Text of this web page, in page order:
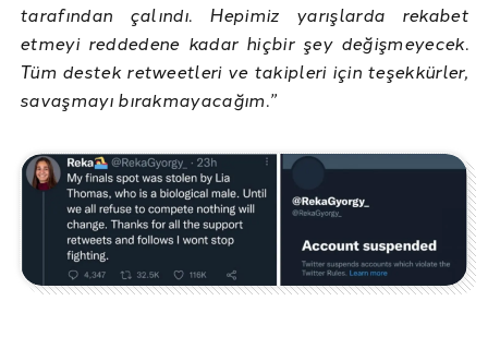
tarafından çalındı. Hepimiz yarışlarda rekabet
etmeyi reddedene kadar hiçbir şey değişmeyecek.
Tüm destek retweetleri ve takipleri için teşekkürler,
savaşmayı bırakmayacağım.”